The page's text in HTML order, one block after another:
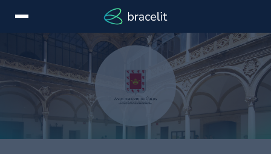
Iniciar
sesión
EN
Servicios
Dispositivos